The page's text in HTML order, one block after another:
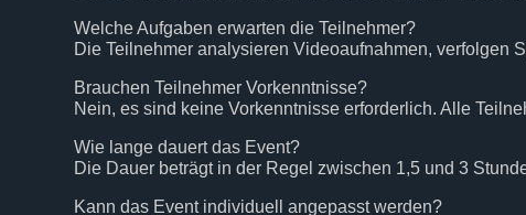
Welche Aufgaben erwarten die Teilnehmer?
Die Teilnehmer analysieren Videoaufnahmen, verfolgen
Brauchen Teilnehmer Vorkenntnisse?
Nein, es sind keine Vorkenntnisse erforderlich. Alle
Wie lange dauert das Event?
Die Dauer beträgt in der Regel zwischen 1,5 und 3
Kann das Event individuell angepasst werden?